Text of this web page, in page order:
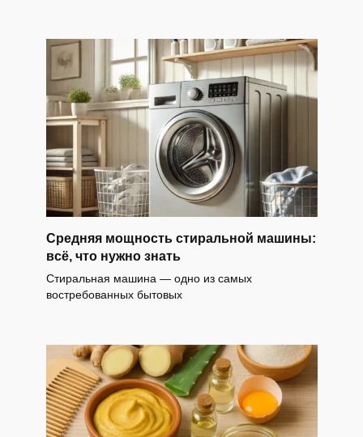
Средняя мощность стиральной машины:
всё, что нужно знать
Стиральная машина — одно из самых
востребованных бытовых